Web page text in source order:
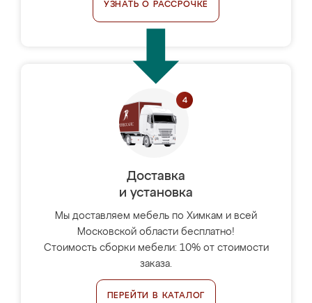
УЗНАТЬ О РАССРОЧКЕ
Доставка
и установка
Мы доставляем мебель по Химкам и всей
Московской области бесплатно!
Стоимость сборки мебели: 10% от стоимости
заказа.
ПЕРЕЙТИ В КАТАЛОГ